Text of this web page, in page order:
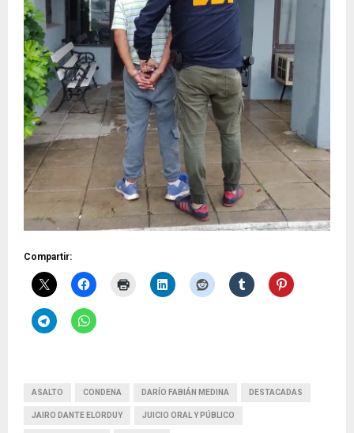
Compartir:
ASALTO CONDENA DARÍO FABIÁN MEDINA DESTACADAS
JAIRO DANTE ELORDUY JUICIO ORAL Y PÚBLICO